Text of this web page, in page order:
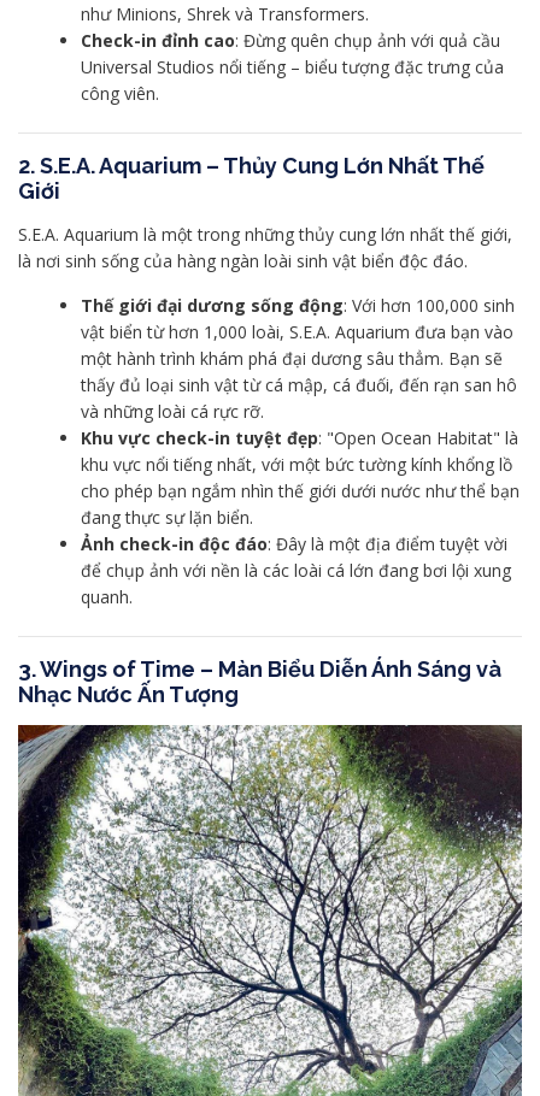
như Minions, Shrek và Transformers.
Check-in đỉnh cao: Đừng quên chụp ảnh với quả cầu
Universal Studios nổi tiếng – biểu tượng đặc trưng của
công viên.
2. S.E.A. Aquarium – Thủy Cung Lớn Nhất Thế
Giới
S.E.A. Aquarium là một trong những thủy cung lớn nhất thế giới,
là nơi sinh sống của hàng ngàn loài sinh vật biển độc đáo.
Thế giới đại dương sống động: Với hơn 100,000 sinh
vật biển từ hơn 1,000 loài, S.E.A. Aquarium đưa bạn vào
một hành trình khám phá đại dương sâu thẳm. Bạn sẽ
thấy đủ loại sinh vật từ cá mập, cá đuối, đến rạn san hô
và những loài cá rực rỡ.
Khu vực check-in tuyệt đẹp: "Open Ocean Habitat" là
khu vực nổi tiếng nhất, với một bức tường kính khổng lồ
cho phép bạn ngắm nhìn thế giới dưới nước như thể bạn
đang thực sự lặn biển.
Ảnh check-in độc đáo: Đây là một địa điểm tuyệt vời
để chụp ảnh với nền là các loài cá lớn đang bơi lội xung
quanh.
3. Wings of Time – Màn Biểu Diễn Ánh Sáng và
Nhạc Nước Ấn Tượng